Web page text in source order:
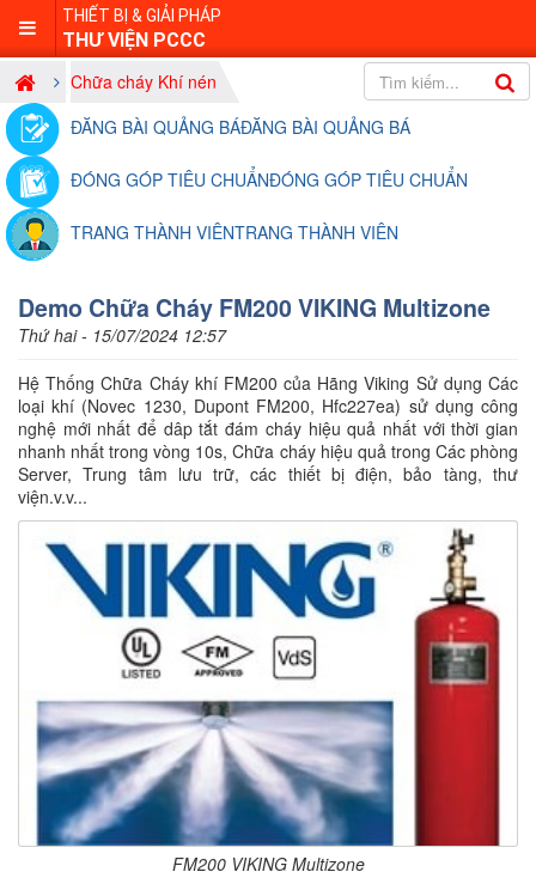
THIẾT BỊ & GIẢI PHÁP
THƯ VIỆN PCCC
Chữa cháy Khí nén
ĐĂNG BÀI QUẢNG BÁĐĂNG BÀI QUẢNG BÁ
ĐÓNG GÓP TIÊU CHUẨNĐÓNG GÓP TIÊU CHUẨN
TRANG THÀNH VIÊNTRANG THÀNH VIÊN
Demo Chữa Cháy FM200 VIKING Multizone
Thứ hai - 15/07/2024 12:57
Hệ Thống Chữa Cháy khí FM200 của Hãng Viking Sử dụng Các
loại khí (Novec 1230, Dupont FM200, Hfc227ea) sử dụng công
nghệ mới nhất để dâp tắt đám cháy hiệu quả nhất với thời gian
nhanh nhất trong vòng 10s, Chữa cháy hiệu quả trong Các phòng
Server, Trung tâm lưu trữ, các thiết bị điện, bảo tàng, thư
viện.v.v...
FM200 VIKING Multizone